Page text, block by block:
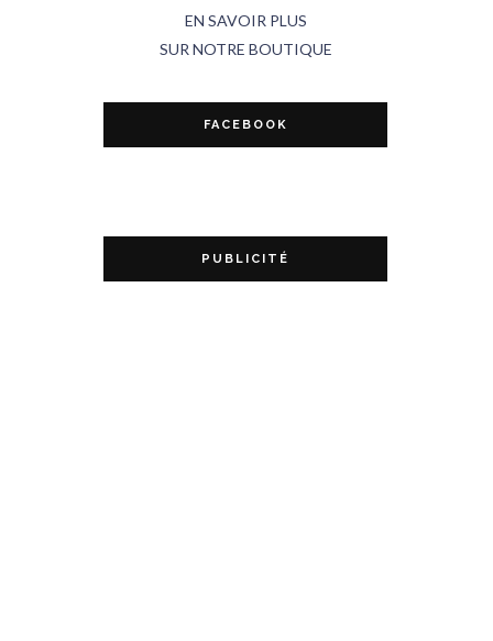
EN SAVOIR PLUS
SUR NOTRE BOUTIQUE
FACEBOOK
PUBLICITÉ